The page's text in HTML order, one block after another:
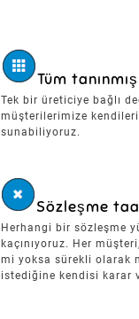
Tüm
Tek bir üreticiye bağlı
müşterilerimize
sunabiliyoruz.
Sözleşme
Herhangi bir sözleşme
kaçınıyoruz. Her
mi yoksa sürekli olarak
istediğine kendisi karar